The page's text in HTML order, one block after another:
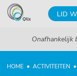
LID
Onafhankelijk
HOME ACTIVITEITEN